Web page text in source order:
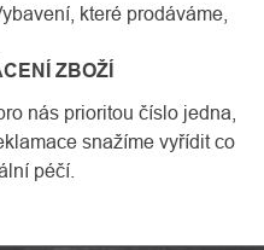
které prodáváme,
ZBOŽÍ
nás prioritou číslo jedna,
snažíme vyřídit co
péčí.